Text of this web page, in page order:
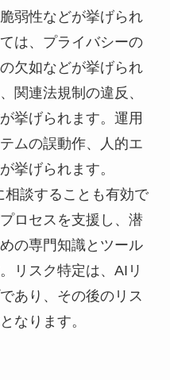
弱性などが挙げられ
は、プライバシーの
欠如などが挙げられ
関連法規制の違反、
挙げられます。運用
ムの誤動作、人的エ
挙げられます。
談することも有効で
ロセスを支援し、潜
の専門知識とツール
リスク特定は、AIリ
あり、その後のリス
なります。